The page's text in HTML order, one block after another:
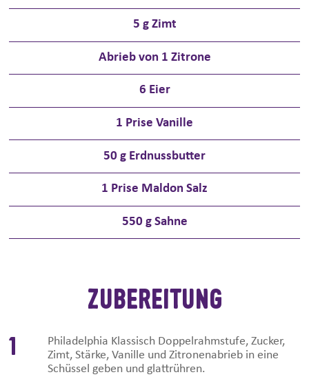
ZUBEREITUNG
1
Philadelphia Klassisch Doppelrahmstufe, Zucker,
Zimt, Stärke, Vanille und Zitronenabrieb in eine
Schüssel geben und glattrühren.
5 g Zimt
Abrieb von 1 Zitrone
6 Eier
1 Prise Vanille
50 g Erdnussbutter
1 Prise Maldon Salz
550 g Sahne